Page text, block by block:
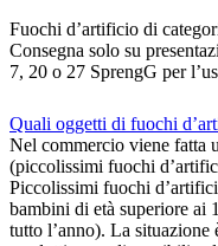
Fuochi d’artificio di
Consegna solo su
7, 20 o 27 SprengG per
Quali oggetti di fuochi
Nel commercio viene fatta
(piccolissimi fuochi
Piccolissimi fuochi
bambini di età superiore ai
tutto l’anno). La situazione